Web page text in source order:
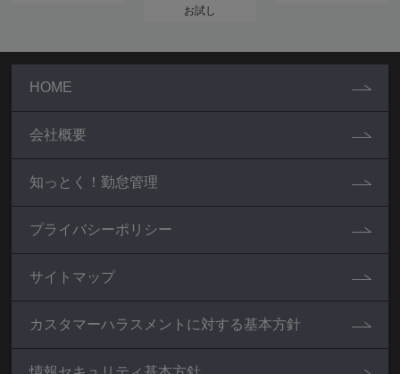
お試し
HOME
会社概要
知っとく！勤怠管理
プライバシーポリシー
サイトマップ
カスタマーハラスメントに対する基本方針